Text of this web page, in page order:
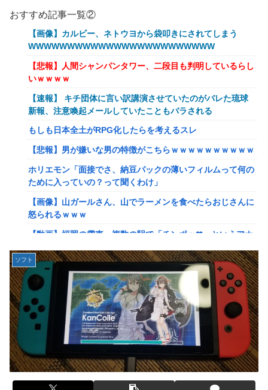
【艦これ】けーかいじん 他
【艦これ】水着川内さん 他
洋服の青山、空調ウェアを発売ｗｗｗｗｗｗ
女「43億円注文して………キャンセルっと！」←こいつの目
的
【驚愕】マチアプで会った外国人からまさかの『こう』言わ
れたんやがこれワイ詰みか？？？？？？？
【動画】手術中に熊本地震直撃やばすぎる
避難所にベッドがない！と文句たらたらだった左派、実際に
避難所にベッドが搬入されてしまった結果……
『ドラクエの面白さのピークははがねのつるぎ買った時』←
これ
【韓日共同調査】「日本に良い印象」の韓国人54.3％ 13年
【スト6】竹内ジョン選手「どう考えても調整の時期がおか
しい。大会の真っただ中にコンセプトが変わるほどの調整、
大会が終わった後は微調整。趣旨が一貫してない」
【画像】台湾とフランス、地震発生から6時間以内に設置し
た「避難所」がこちらｗｗｗｗ
【悲報】息子がみいちゃんのママ、限界を迎える「もう無
理。普通の家庭を築きたい。普通の子育てをしたい。」
【悲報】エアコン業者、正論「エアコンスプレーなんて使わ
ない方がいい」ﾄﾞﾝｯ！
おすすめ記事一覧②
【画像】カルビー、ネトウヨから袋叩きにされてしまう
WWWWWWWWWWWWWWWWWWWWWWWW
【悲報】人間シャンパンタワー、二段目も判明しているらし
いｗｗｗｗ
【速報】 キチ団体に言い訳講演させていたのがバレた琉球
新報、注意喚起メールしていたこともバラされる
もしも日本全土がRPG化したらを考えるスレ
【悲報】男が嫌いな男の特徴がこちらｗｗｗｗｗｗｗｗｗｗ
ホリエモン「面接でさ、納豆パックの薄いフィルムって何の
ために入っていの？って聞くわけ」
【画像】山ガールさん、山でラーメンを食べたらおじさんに
怒られるｗｗｗ
【動画】福岡の電車、複数の駅で「チンポッ❤」というアナ
【悲報】ショートスリーパー堀さん、対面で高須幹弥にブチ
ギレるｗｗｗｗ
女性「レイプされました」検事「嘘では？」女性「傷ついた
ので訴えます」
【艦これ】イベントぼちぼち終わらせてる人増えてるけど、
終わったらみんな何してる？
【艦これ】デイス 他
【艦これ】けーかいじん 他
ソフト